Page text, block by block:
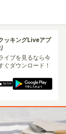
ッキングLiveアプ
イブを見るなら今
ぐダウンロード！